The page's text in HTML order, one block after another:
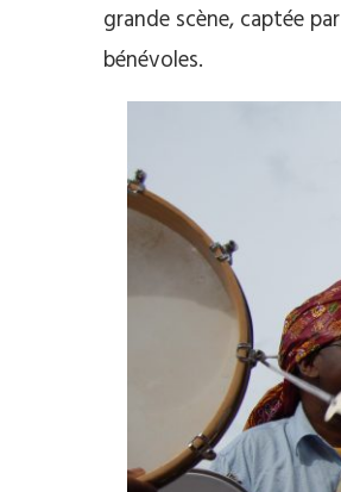
grande scène, captée par
bénévoles.